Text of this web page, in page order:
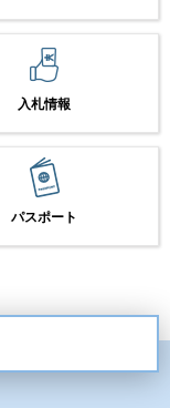
入札情報
パスポート